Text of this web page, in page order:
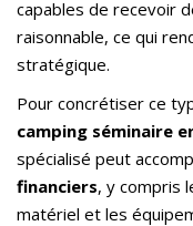
capables de recevoir
raisonnable, ce qui
stratégique.
Pour concrétiser ce
camping séminaire
spécialisé peut
financiers, y compris
matériel et les